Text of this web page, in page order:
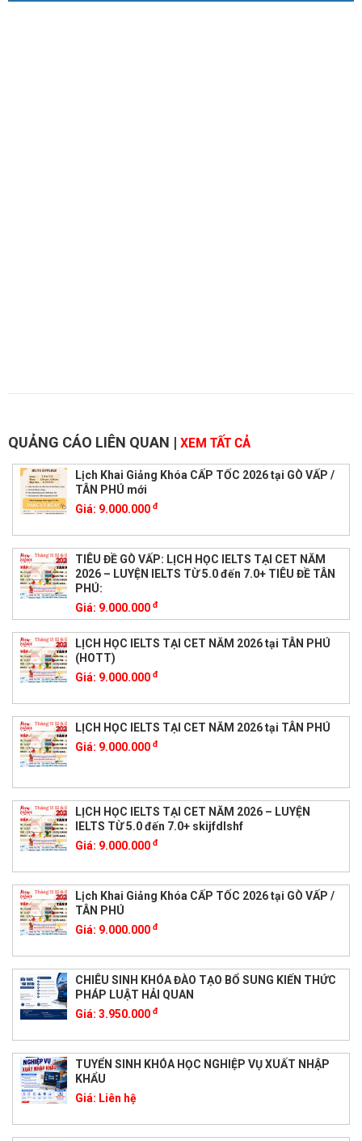
QUẢNG CÁO LIÊN QUAN | XEM TẤT CẢ
Lịch Khai Giảng Khóa CẤP TỐC 2026 tại GÒ VẤP /
TÂN PHÚ mới
Giá: 9.000.000 đ
TIÊU ĐỀ GÒ VẤP: LỊCH HỌC IELTS TẠI CET NĂM
2026 – LUYỆN IELTS TỪ 5.0 đến 7.0+ TIÊU ĐỀ TÂN
PHÚ:
Giá: 9.000.000 đ
LỊCH HỌC IELTS TẠI CET NĂM 2026 tại TÂN PHÚ
(HOTT)
Giá: 9.000.000 đ
LỊCH HỌC IELTS TẠI CET NĂM 2026 tại TÂN PHÚ
Giá: 9.000.000 đ
LỊCH HỌC IELTS TẠI CET NĂM 2026 – LUYỆN
IELTS TỪ 5.0 đến 7.0+ skijfdlshf
Giá: 9.000.000 đ
Lịch Khai Giảng Khóa CẤP TỐC 2026 tại GÒ VẤP /
TÂN PHÚ
Giá: 9.000.000 đ
CHIÊU SINH KHÓA ĐÀO TẠO BỔ SUNG KIẾN THỨC
PHÁP LUẬT HẢI QUAN
Giá: 3.950.000 đ
TUYỂN SINH KHÓA HỌC NGHIỆP VỤ XUẤT NHẬP
KHẨU
Giá: Liên hệ